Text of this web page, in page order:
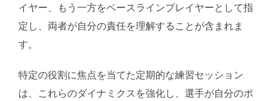
イヤー、もう一方をベースラインプレイヤーとして指
定し、両者が自分の責任を理解することが含まれま
す。
特定の役割に焦点を当てた定期的な練習セッション
は、これらのダイナミクスを強化し、選手が自分のポ